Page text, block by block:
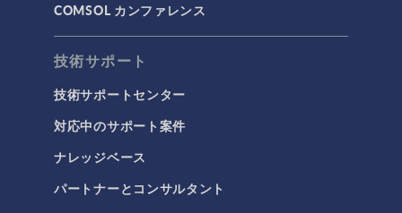
COMSOL カンファレンス
技術サポート
技術サポートセンター
対応中のサポート案件
ナレッジベース
パートナーとコンサルタント